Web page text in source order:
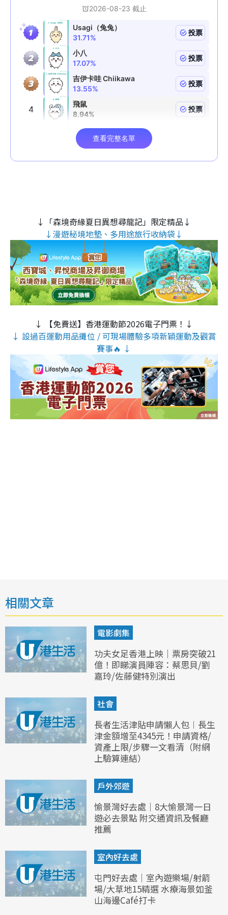
↓「森境奇緣夏日異想尋龍記」限定精品↓
↓漫遊秘境地墊、多用途旅行收納袋↓
↓ 【免費送】香港運動節2026電子門票！↓
↓ 設過百運動用品攤位 / 可現場體驗多項新穎運動及觀賞
賽事🔥 ↓
相關文章
電影劇集
功夫女足香港上映｜票房突破21
億！即睇演員陣容：蔡思貝/劉
嘉玲/佐藤健特別演出
社會
長者生活津貼申請懶人包︱長生
津金額增至4345元！申請資格/
資產上限/步驟一文看清（附網
上驗算連結）
戶外郊遊
愉景灣好去處｜8大愉景灣一日
遊必去景點 附交通資訊及餐廳
推薦
室內好去處
屯門好去處｜室內遊樂場/射箭
場/大草地15精選 水療海景如釜
山海邊Café打卡